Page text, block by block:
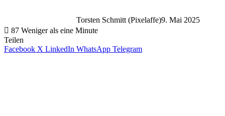
Torsten Schmitt (Pixelaffe)9. Mai 2025
87 Weniger als eine Minute
Teilen
Facebook X LinkedIn WhatsApp Telegram